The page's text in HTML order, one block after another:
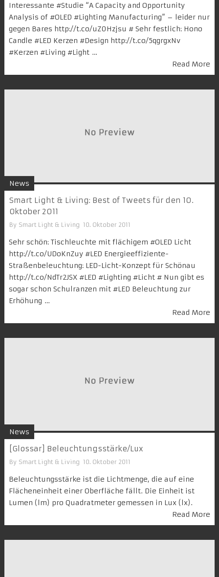
Interessante #Studie “A Capacity and Opportunity
Analysis of #OLED #Lighting Manufacturing” – leider nur
gegen Bares http://t.co/uZ0Hzjsu # Sehr festlich: Hono
Candle #LED Kerzen #Design http://t.co/5qgrgxNv
#Kerzen #Living #Light …
Read More
News
Smart Light & Living: Best of Tweets für den 10.
Oktober 2011
By Smart Light & Living 10. Oktober 2011
Sehr schön: Tischleuchte mit flächigem #OLED Licht
http://t.co/UDoKnZuy #LED ‎Energieeffiziente-
Straßenbeleuchtung: LED-Licht-Konzept für Schönau
http://t.co/NdTr2JSX #LED #Lighting #Licht # Nun gibt es
sogar schon Schulranzen mit #LED Beleuchtung zur
Erhöhung …
Read More
News
[Glossar] Beleuchtungsstärke/Lux
By Smart Light & Living 10. Oktober 2011
Beleuchtungsstärke ist die Lichtmenge, die auf eine
Flächeneinheit einer Oberfläche fällt. Die Einheit ist
Lumen (lm) pro Quadratmeter gemessen in Lux (lx).
Read More